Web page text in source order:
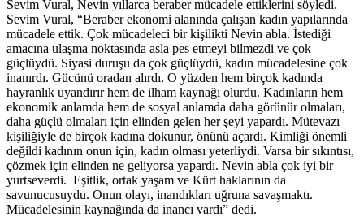
Sevim Vural, Nevin yıllarca beraber mücadele ettiklerini söyledi.
Sevim Vural, “Beraber ekonomi alanında çalışan kadın yapılarında
mücadele ettik. Çok mücadeleci bir kişilikti Nevin abla. İstediği
amacına ulaşma noktasında asla pes etmeyi bilmezdi ve çok
güçlüydü. Siyasi duruşu da çok güçlüydü, kadın mücadelesine çok
inanırdı. Gücünü oradan alırdı. O yüzden hem birçok kadında
hayranlık uyandırır hem de ilham kaynağı olurdu. Kadınların hem
ekonomik anlamda hem de sosyal anlamda daha görünür olmaları,
daha güçlü olmaları için elinden gelen her şeyi yapardı. Mütevazı
kişiliğiyle de birçok kadına dokunur, önünü açardı. Kimliği önemli
değildi kadının onun için, kadın olması yeterliydi. Varsa bir sıkıntısı,
çözmek için elinden ne geliyorsa yapardı. Nevin abla çok iyi bir
yurtseverdi. Eşitlik, ortak yaşam ve Kürt haklarının da
savunucusuydu. Onun olayı, inandıkları uğruna savaşmaktı.
Mücadelesinin kaynağında da inancı vardı” dedi.